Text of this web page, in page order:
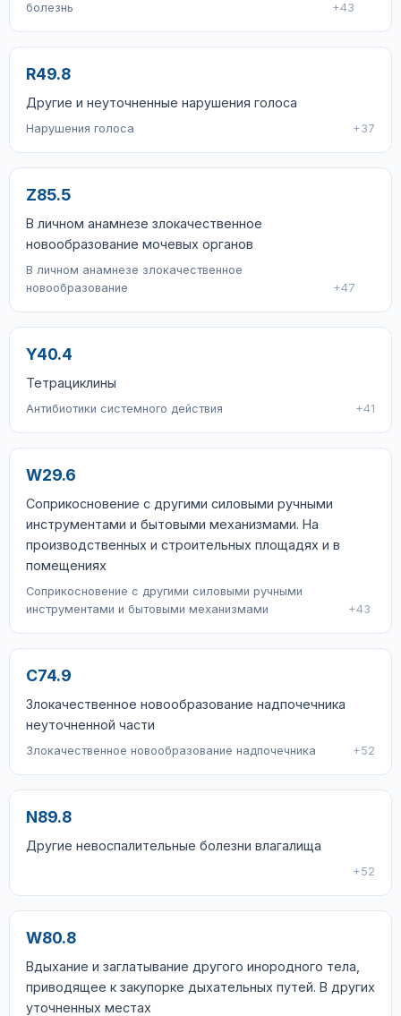
болезнь
+43
R49.8
Другие и неуточненные нарушения голоса
Нарушения голоса +37
Z85.5
В личном анамнезе злокачественное
новообразование мочевых органов
В личном анамнезе злокачественное
новообразование
+47
Y40.4
Тетрациклины
Антибиотики системного действия +41
W29.6
Соприкосновение с другими силовыми ручными
инструментами и бытовыми механизмами. На
производственных и строительных площадях и в
помещениях
Соприкосновение с другими силовыми ручными
инструментами и бытовыми механизмами
+43
C74.9
Злокачественное новообразование надпочечника
неуточненной части
Злокачественное новообразование надпочечника +52
N89.8
Другие невоспалительные болезни влагалища
+52
W80.8
Вдыхание и заглатывание другого инородного тела,
приводящее к закупорке дыхательных путей. В других
уточненных местах